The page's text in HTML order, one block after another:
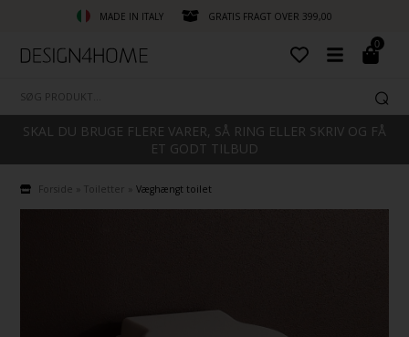
MADE IN ITALY GRATIS FRAGT OVER 399,00
0
SKAL DU BRUGE FLERE VARER, SÅ RING ELLER SKRIV OG FÅ
ET GODT TILBUD
Forside Toiletter »Væghængt toilet